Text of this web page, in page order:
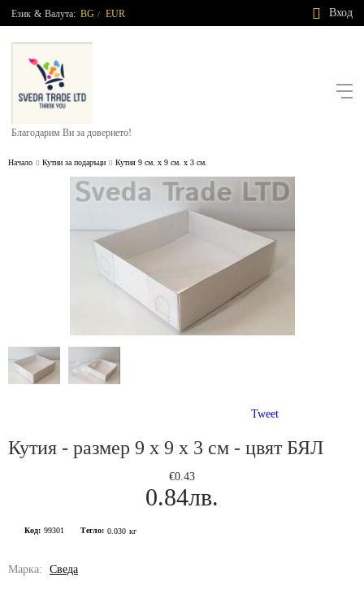
Език & Валута: BG / EUR Вход
Благодарим Ви за доверието!
Начало Кутии за подаръци Кутия 9 см. х 9 см. х 3 см.
Tweet
Кутия - размер 9 х 9 х 3 см - цвят БЯЛ
€0.43
0.84лв.
Код: 99301 Тегло: 0.030 кг
Марка: Сведа